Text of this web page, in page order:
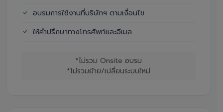
อบรมการใช้งานที่บริษัทฯ ตามเงื่อนไข
ให้คำปรึกษาทางโทรศัพท์และอีเมล
*ไม่รวม Onsite อบรม
*ไม่รวมย้าย/เปลี่ยนระบบใหม่